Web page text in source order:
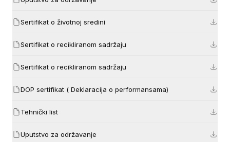
Sertifikat o životnoj sredini
Sertifikat o recikliranom sadržaju
Sertifikat o recikliranom sadržaju
DOP sertifikat ( Deklaracija o performansama)
Tehnički list
Uputstvo za održavanje